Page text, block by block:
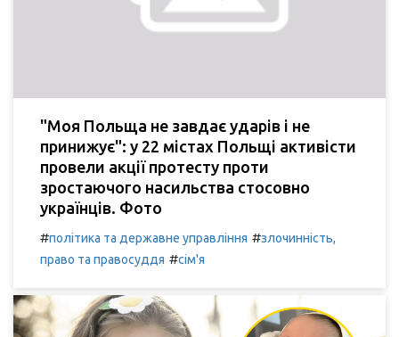
"Моя Польща не завдає ударів і не
принижує": у 22 містах Польщі активісти
провели акції протесту проти
зростаючого насильства стосовно
українців. Фото
#політика та державне управління #злочинність,
право та правосуддя #сім'я